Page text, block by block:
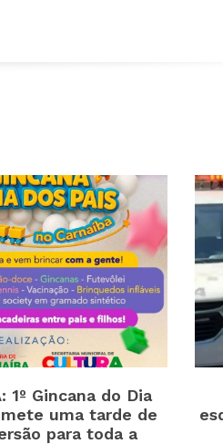
1º Gincana do Dia
uma tarde de
para toda a